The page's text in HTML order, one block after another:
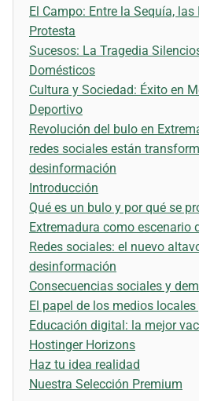
El Campo: Entre la Sequía,
Protesta
Sucesos: La Tragedia
Domésticos
Cultura y Sociedad: Éxito en
Deportivo
Revolución del bulo en
redes sociales están
desinformación
Introducción
Qué es un bulo y por qué se
Extremadura como escenario
Redes sociales: el nuevo
desinformación
Consecuencias sociales y
El papel de los medios
Educación digital: la mejor
Hostinger Horizons
Haz tu idea realidad
Nuestra Selección Premium